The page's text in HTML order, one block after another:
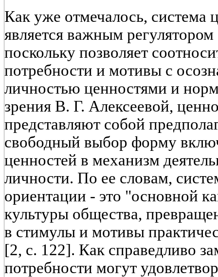
Как уже отмечалось, система
является важным
поскольку позволяет
потребности и мотивы с
личностью ценностями и
зрения В. Г. Алексеевой,
представляют собой
свободный выбор форму
ценностей в механизм
личности. По ее словам,
ориентации - это "основной
культуры общества,
в стимулы и мотивы
[2, с. 122]. Как справедливо
потребности могут